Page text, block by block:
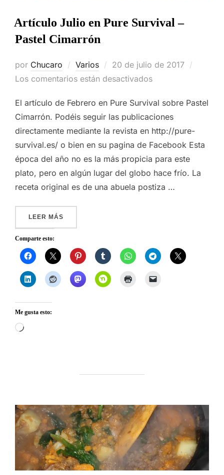
Artículo Julio en Pure Survival –
Pastel Cimarrón
por Chucaro Varios
Publicado
el
20 de julio de 2017
Los comentarios están desactivados
El artículo de Febrero en Pure Survival sobre Pastel
Cimarrón. Podéis seguir las publicaciones
directamente mediante la revista en http://pure-
survival.es/ o bien en su pagina de Facebook Esta
época del año no es la más propicia para este
plato, pero en algún lugar del globo hace frío. La
receta original es de una abuela postiza …
LEER MÁS
Comparte esto:
Me gusta esto:
Cargando...